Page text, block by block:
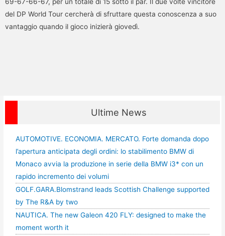
del DP World Tour cercherà di sfruttare questa conoscenza a suo
vantaggio quando il gioco inizierà giovedì.
Ultime News
AUTOMOTIVE. ECONOMIA. MERCATO. Forte domanda dopo
l’apertura anticipata degli ordini: lo stabilimento BMW di
Monaco avvia la produzione in serie della BMW i3* con un
rapido incremento dei volumi
GOLF.GARA.Blomstrand leads Scottish Challenge supported
by The R&A by two
NAUTICA. The new Galeon 420 FLY: designed to make the
moment worth it